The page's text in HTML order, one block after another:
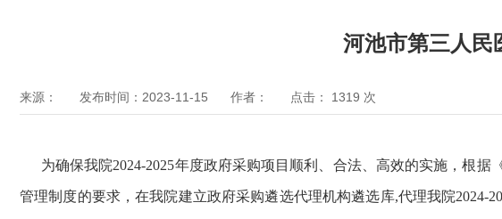
河池市第三人民
来源： 发布时间：2023-11-15 作者： 点击： 1319 次
为确保我院2024-2025年度政府采购项目顺利、合法、高效的实施，根
管理制度的要求，在我院建立政府采购遴选代理机构遴选库,代理我院2024-